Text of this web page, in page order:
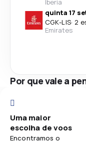
Iberia
quinta 17
CGK-LIS· 2
Emirates
Por que vale a
Uma maior
escolha de voos
Encontramos o